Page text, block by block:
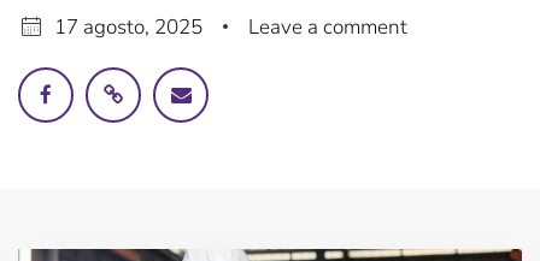
17 agosto, 2025 Leave a comment